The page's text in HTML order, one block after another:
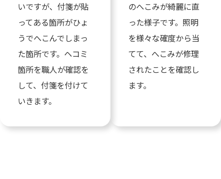
いですが、付箋が貼
ってある箇所がひょ
うでへこんでしまっ
た箇所です。ヘコミ
箇所を職人が確認を
して、付箋を付けて
いきます。
のへこみが綺麗に直
った様子です。照明
を様々な確度から当
てて、へこみが修理
されたことを確認し
ます。